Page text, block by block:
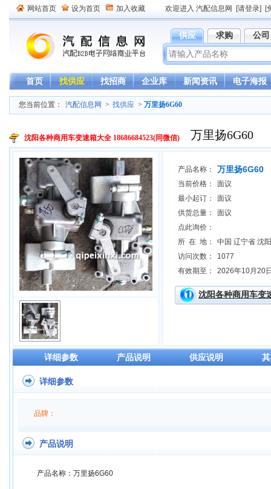
网站首页 设为首页 加入收藏 欢迎进入 汽配信息网 [请登录] [
供应 求购 公司
首页 找供应 找招商 企业库 新闻资讯 电子海报
您当前位置： 汽配信息网 > 找供应 > 万里扬6G60
沈阳各种商用车变速箱大全 18686684523(同微信) 万里扬6G60
产品名称： 万里扬6G60
当前价格：
面议
最小起订：
面议
供货总量：
面议
点此询价：
所 在 地：
中国 辽宁省 沈
访问次数：
1077
有效期至：
2026年10月20
沈阳各种商用车变
详细参数 产品说明 供应说明
详细参数
品牌：
产品说明
产品名称：万里扬6G60